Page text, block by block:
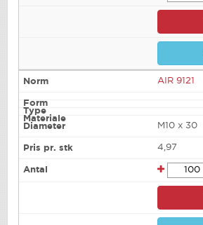
AIR 9121
M10 x 30
4,97